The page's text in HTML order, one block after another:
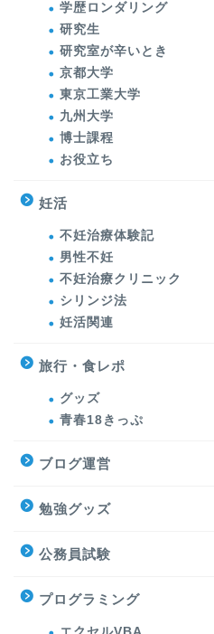
学歴ロンダリング
研究生
研究室が辛いとき
京都大学
東京工業大学
九州大学
博士課程
お役立ち
妊活
不妊治療体験記
男性不妊
不妊治療クリニック
シリンジ法
妊活関連
旅行・食レポ
グッズ
青春18きっぷ
ブログ運営
勉強グッズ
公務員試験
プログラミング